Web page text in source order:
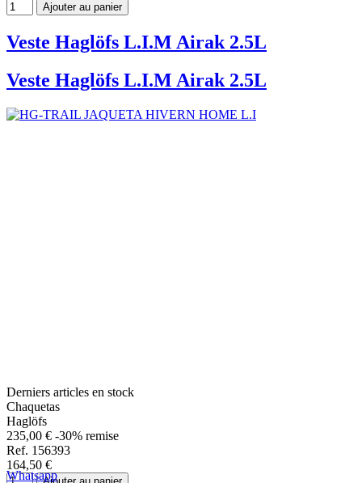
Whatsapp
Ajouter au panier
Veste Haglöfs L.I.M Airak 2.5L
Veste Haglöfs L.I.M Airak 2.5L
Derniers articles en stock
Chaquetas
Haglöfs
235,00 € -30% remise
Ref. 156393
164,50 €